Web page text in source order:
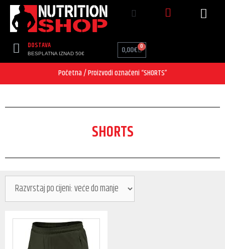
DOSTAVA
BESPLATNA IZNAD 50€ 0,00€ 0
Početna/ Proizvodi označeni “SHORTS”
SHORTS